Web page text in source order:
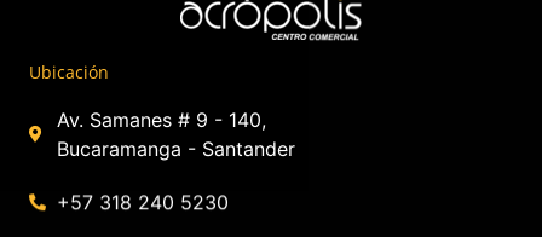
Ubicación
Av. Samanes # 9 - 140,
Bucaramanga - Santander
+57 318 240 5230